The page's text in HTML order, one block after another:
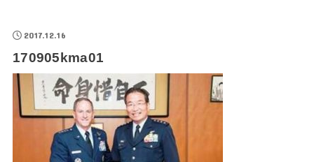
2017.12.16
170905kma01